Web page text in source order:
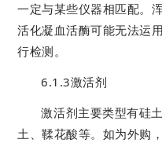
一定与某些仪器相匹配。
活化凝血活酶可能无法运
行检测。
6.1.3激活剂
激活剂主要类型有硅
土、鞣花酸等。如为外购